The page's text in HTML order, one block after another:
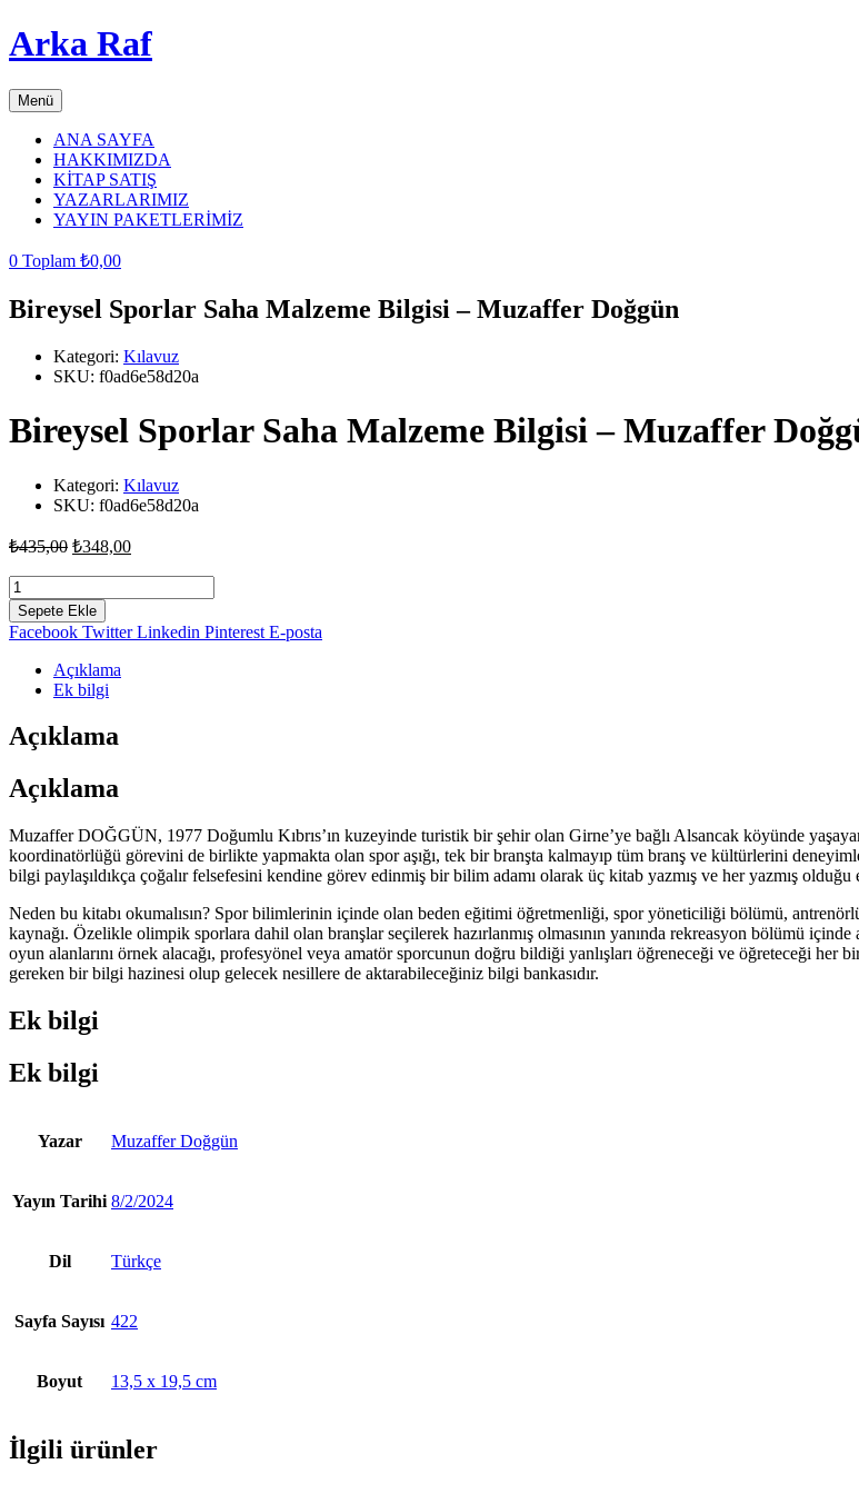
Arka Raf
Menü
ANA SAYFA
HAKKIMIZDA
KİTAP SATIŞ
YAZARLARIMIZ
YAYIN PAKETLERİMİZ
0 Toplam ₺0,00
Bireysel Sporlar Saha Malzeme Bilgisi – Muzaffer Doğgün
Kategori: Kılavuz
SKU: f0ad6e58d20a
Bireysel Sporlar Saha Malzeme Bilgisi – Muzaffer
Kategori: Kılavuz
SKU: f0ad6e58d20a
₺435,00 Orijinal
₺348,00Şu
fiyat:
₺348,00.
Bireysel
Sporlar
Saha
Malzeme
Bilgisi
Muzaffer
Doğgün
adet
Sepete Ekle
Facebook Twitter Linkedin Pinterest E-posta
Açıklama
Ek bilgi
Açıklama
Açıklama
Muzaffer DOĞGÜN, 1977 Doğumlu Kıbrıs’ın kuzeyinde turistik bir şehir olan Girne’ye bağlı Alsancak köyünde
koordinatörlüğü görevini de birlikte yapmakta olan spor aşığı, tek bir branşta kalmayıp tüm branş ve kültürlerini
bilgi paylaşıldıkça çoğalır felsefesini kendine görev edinmiş bir bilim adamı olarak üç kitab yazmış ve her yazmış
Neden bu kitabı okumalısın? Spor bilimlerinin içinde olan beden eğitimi öğretmenliği, spor yöneticiliği bölümü,
kaynağı. Özelikle olimpik sporlara dahil olan branşlar seçilerek hazırlanmış olmasının yanında rekreasyon bölümü
oyun alanlarını örnek alacağı, profesyönel veya amatör sporcunun doğru bildiği yanlışları öğreneceği ve öğreteceği her
gereken bir bilgi hazinesi olup gelecek nesillere de aktarabileceğiniz bilgi bankasıdır.
Ek bilgi
Ek bilgi
Yazar Muzaffer Doğgün
Yayın Tarihi 8/2/2024
Dil Türkçe
Sayfa Sayısı 422
Boyut 13,5 x 19,5 cm
İlgili ürünler